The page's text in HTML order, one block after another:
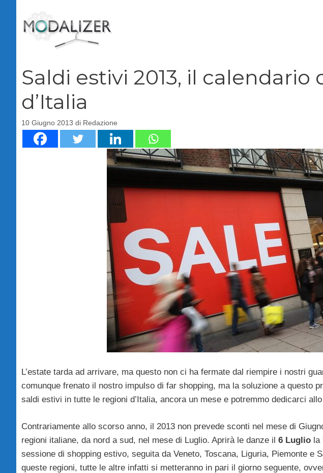
contenuto
Saldi estivi 2013, il
d’Italia
10 Giugno 2013 di Redazione
L’estate tarda ad arrivare, ma questo non ci ha fermate dal riempire i nostri
comunque frenato il nostro impulso di far shopping, ma la soluzione a questo
saldi estivi in tutte le regioni d’Italia, ancora un mese e potremmo dedicarci
Contrariamente allo scorso anno, il 2013 non prevede sconti nel mese di
regioni italiane, da nord a sud, nel mese di Luglio. Aprirà le danze il 6 Luglio la
sessione di shopping estivo, seguita da Veneto, Toscana, Liguria, Piemonte e
queste regioni, tutte le altre infatti si metteranno in pari il giorno seguente,